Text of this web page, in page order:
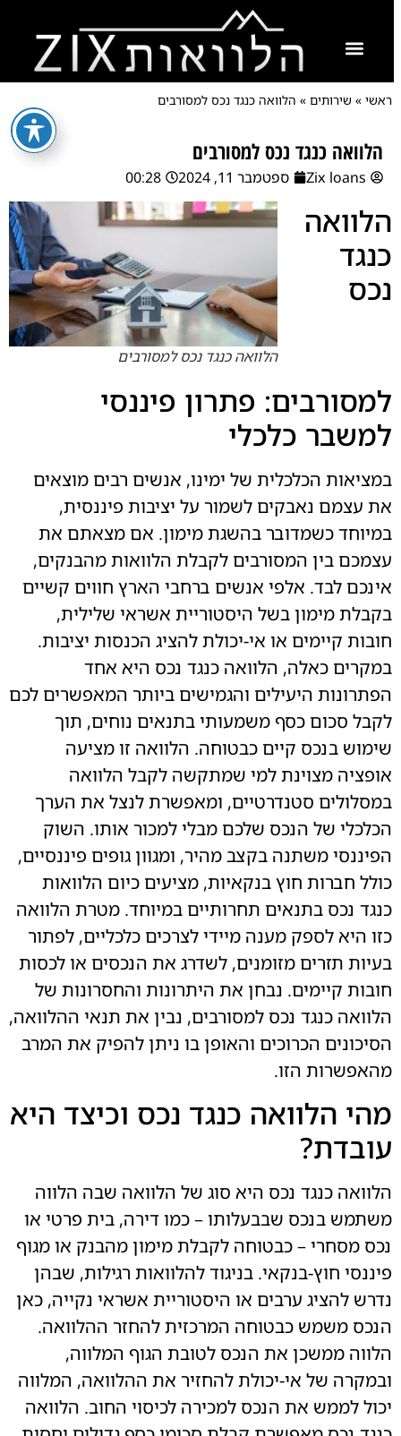
ראשי» שירותים» הלוואה כנגד נכס למסורבים
הלוואה כנגד נכס למסורבים
Zix loans ספטמבר 11, 2024 00:28
הלוואה כנגד נכס למסורבים
הלוואה
כנגד
נכס
למסורבים: פתרון פיננסי
למשבר כלכלי
במציאות הכלכלית של ימינו, אנשים רבים מוצאים
את עצמם נאבקים לשמור על יציבות פיננסית,
במיוחד כשמדובר בהשגת מימון. אם מצאתם את
עצמכם בין המסורבים לקבלת הלוואות מהבנקים,
אינכם לבד. אלפי אנשים ברחבי הארץ חווים קשיים
בקבלת מימון בשל היסטוריית אשראי שלילית,
חובות קיימים או אי-יכולת להציג הכנסות יציבות.
במקרים כאלה, הלוואה כנגד נכס היא אחד
הפתרונות היעילים והגמישים ביותר המאפשרים לכם
לקבל סכום כסף משמעותי בתנאים נוחים, תוך
שימוש בנכס קיים כבטוחה. הלוואה זו מציעה
אופציה מצוינת למי שמתקשה לקבל הלוואה
במסלולים סטנדרטיים, ומאפשרת לנצל את הערך
הכלכלי של הנכס שלכם מבלי למכור אותו. השוק
הפיננסי משתנה בקצב מהיר, ומגוון גופים פיננסיים,
כולל חברות חוץ בנקאיות, מציעים כיום הלוואות
כנגד נכס בתנאים תחרותיים במיוחד. מטרת הלוואה
כזו היא לספק מענה מיידי לצרכים כלכליים, לפתור
בעיות תזרים מזומנים, לשדרג את הנכסים או לכסות
חובות קיימים. נבחן את היתרונות והחסרונות של
הלוואה כנגד נכס למסורבים, נבין את תנאי ההלוואה,
הסיכונים הכרוכים והאופן בו ניתן להפיק את המרב
מהאפשרות הזו.
מהי הלוואה כנגד נכס וכיצד היא
עובדת?
הלוואה כנגד נכס היא סוג של הלוואה שבה הלווה
משתמש בנכס שבבעלותו – כמו דירה, בית פרטי או
נכס מסחרי – כבטוחה לקבלת מימון מהבנק או מגוף
פיננסי חוץ-בנקאי. בניגוד להלוואות רגילות, שבהן
נדרש להציג ערבים או היסטוריית אשראי נקייה, כאן
הנכס משמש כבטוחה המרכזית להחזר ההלוואה.
הלווה ממשכן את הנכס לטובת הגוף המלווה,
ובמקרה של אי-יכולת להחזיר את ההלוואה, המלווה
יכול לממש את הנכס למכירה לכיסוי החוב. הלוואה